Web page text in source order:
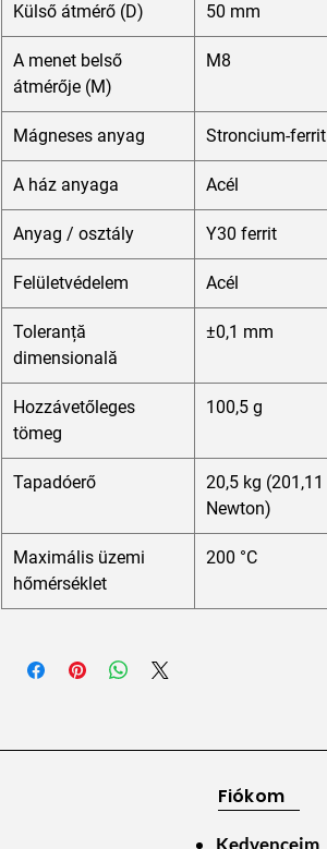
Külső átmérő (D) 50 mm
A menet belső
átmérője (M)
M8
Mágneses anyag Stroncium-ferrit
A ház anyaga Acél
Anyag / osztály Y30 ferrit
Felületvédelem Acél
Toleranță
dimensională
±0,1 mm
Hozzávetőleges
tömeg
100,5 g
Tapadóerő
20,5 kg (201,11
Newton)
Maximális üzemi
hőmérséklet
200 °C
Fiókom